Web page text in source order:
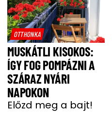
OTTHONKA
MUSKÁTLI KISOKOS:
ÍGY FOG POMPÁZNI A
SZÁRAZ NYÁRI
NAPOKON
Előzd meg a bajt!